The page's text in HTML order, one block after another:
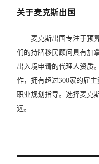
关于麦克斯出国
麦克斯出国专注于预
们的持牌移民顾问具有加
出入境申请的代理人资质
作，拥有超过300家的雇
职业规划指导。选择麦克
远。